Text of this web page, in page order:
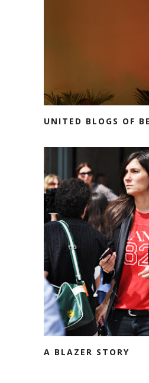
UNITED BLOGS OF
A BLAZER STORY